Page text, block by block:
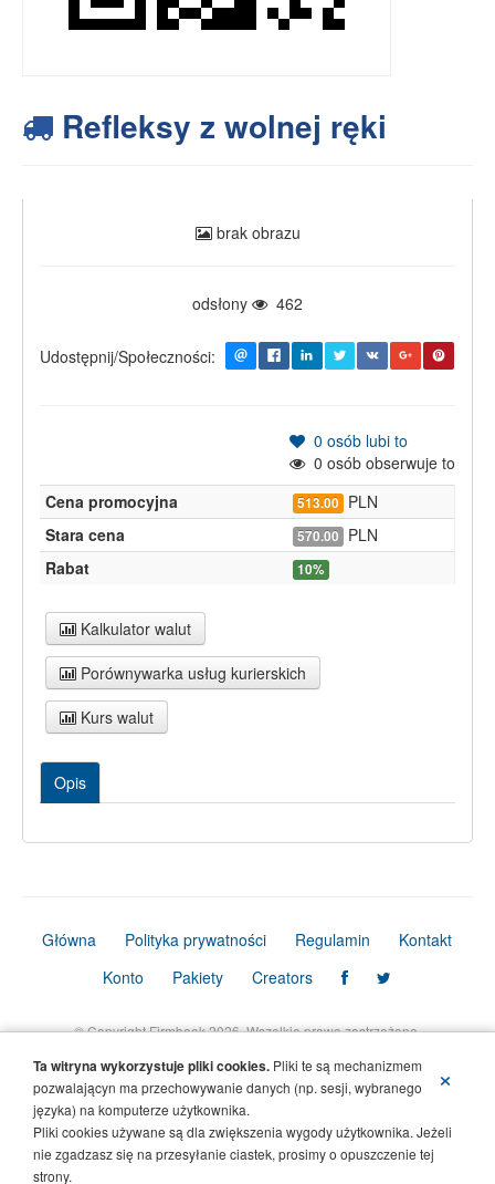
Refleksy z wolnej ręki
brak obrazu
odsłony 462
Udostępnij/Społeczności:
0 osób lubi to
0 osób obserwuje to
Cena promocyjna
513.00 PLN
Stara cena
570.00 PLN
Rabat
10%
Kalkulator walut
Porównywarka usług kurierskich
Kurs walut
Opis
Główna Polityka prywatności Regulamin
Kontakt
Konto
Pakiety Creators
© Copyright Firmbook 2026. Wszelkie prawa zastrzeżone.
×
Ta witryna wykorzystuje pliki cookies. Pliki te są mechanizmem
pozwalającyn ma przechowywanie danych (np. sesji, wybranego
języka) na komputerze użytkownika.
Pliki cookies używane są dla zwiększenia wygody użytkownika. Jeżeli
nie zgadzasz się na przesyłanie ciastek, prosimy o opuszczenie tej
strony.